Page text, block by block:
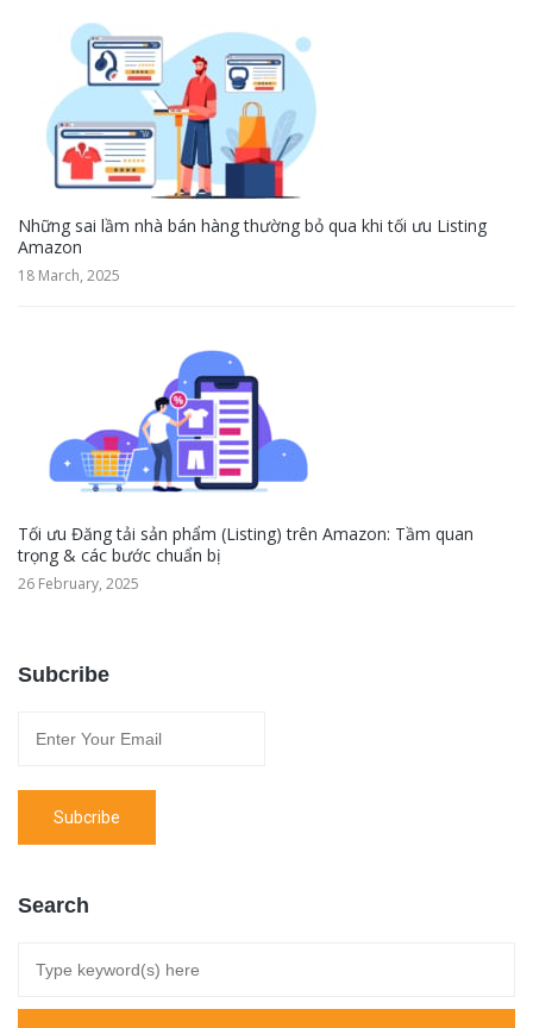
Những sai lầm nhà bán hàng thường bỏ qua khi tối ưu Listing
Amazon
18 March, 2025
Tối ưu Đăng tải sản phẩm (Listing) trên Amazon: Tầm quan
trọng & các bước chuẩn bị
26 February, 2025
Subcribe
Search